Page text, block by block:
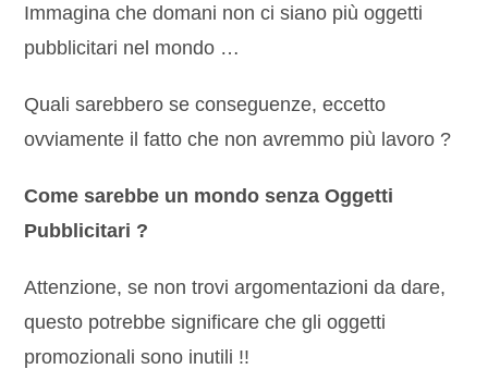
Immagina che domani non ci siano più oggetti
pubblicitari nel mondo …
Quali sarebbero se conseguenze, eccetto
ovviamente il fatto che non avremmo più lavoro ?
Come sarebbe un mondo senza Oggetti
Pubblicitari ?
Attenzione, se non trovi argomentazioni da dare,
questo potrebbe significare che gli oggetti
promozionali sono inutili !!